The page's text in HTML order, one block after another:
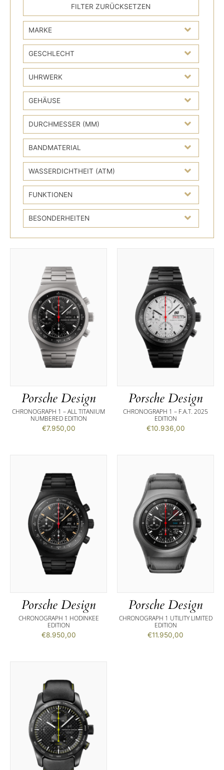
MARKE
GESCHLECHT
UHRWERK
GEHÄUSE
DURCHMESSER (MM)
BANDMATERIAL
WASSERDICHTHEIT (ATM)
FUNKTIONEN
BESONDERHEITEN
Porsche Design
CHRONOGRAPH 1 – ALL TITANIUM
NUMBERED EDITION
€7.950,00
Porsche Design
CHRONOGRAPH 1 – F.A.T. 2025
EDITION
€10.936,00
Porsche Design
CHRONOGRAPH 1 HODINKEE
EDITION
€8.950,00
Porsche Design
CHRONOGRAPH 1 UTILITY LIMITED
EDITION
€11.950,00